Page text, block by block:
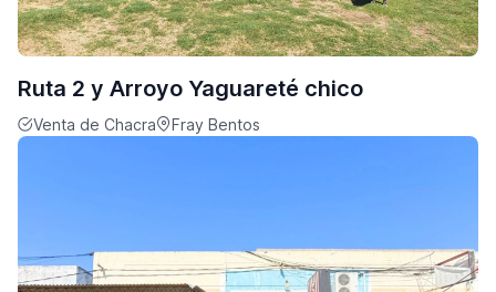
Ruta 2 y Arroyo Yaguareté chico
Venta de Chacra Fray Bentos